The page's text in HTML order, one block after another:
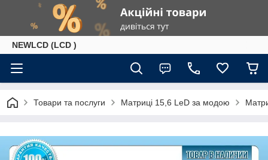
NEWLCD (LCD )
Товари та послуги Матриці 15,6 LeD за модою